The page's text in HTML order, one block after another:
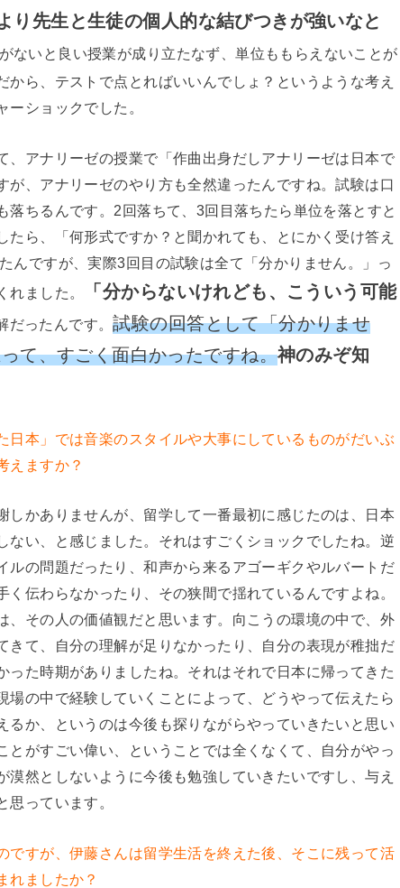
り先生と生徒の個人的な結びつきが強いなと
ないと良い授業が成り立たなず、単位ももらえないことが
ら、テストで点とればいいんでしょ？というような考え
ショックでした。
アナリーゼの授業で「作曲出身だしアナリーゼは日本で
が、アナリーゼのやり方も全然違ったんですね。試験は口
落ちるんです。2回落ちて、3回目落ちたら単位を落とすと
ら、「何形式ですか？と聞かれても、とにかく受け答え
んですが、実際3回目の試験は全て「分かりません。」っ
ました。
「分からないけれども、こういう可能
だったんです。試験の回答として「分かりませ
て、すごく面白かったですね。神のみぞ知
日本」では音楽のスタイルや大事にしているものがだいぶ
えますか？
かありませんが、留学して一番最初に感じたのは、日本
ない、と感じました。それはすごくショックでしたね。逆
ルの問題だったり、和声から来るアゴーギクやルバートだ
伝わらなかったり、その狭間で揺れているんですよね。
、その人の価値観だと思います。向こうの環境の中で、外
きて、自分の理解が足りなかったり、自分の表現が稚拙だ
った時期がありましたね。それはそれで日本に帰ってきた
場の中で経験していくことによって、どうやって伝えたら
るか、というのは今後も探りながらやっていきたいと思い
とがすごい偉い、ということでは全くなくて、自分がやっ
然としないように今後も勉強していきたいですし、与え
思っています。
ですが、伊藤さんは留学生活を終えた後、そこに残って活
れましたか？